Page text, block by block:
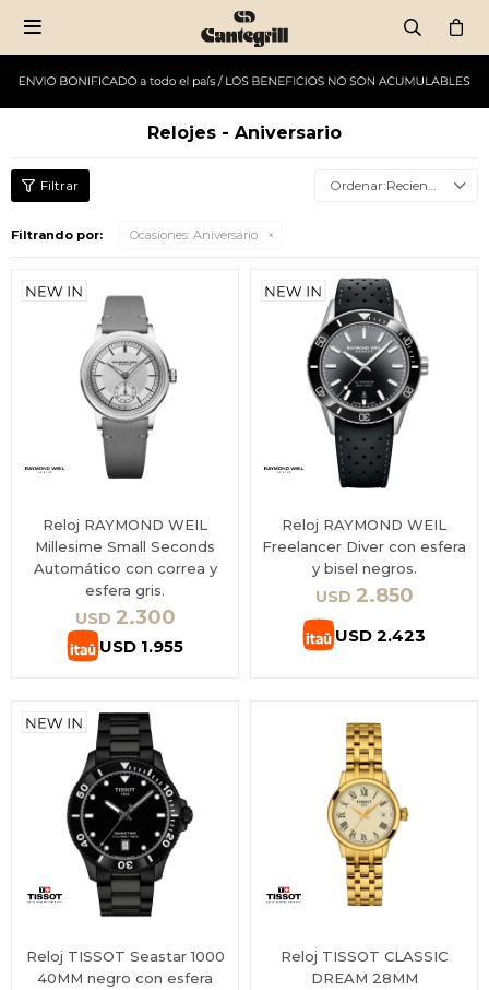

Relojes - Aniversario
Recientes
Filtrando por: Ocasiones: Aniversario
Reloj RAYMOND WEIL
Millesime Small Seconds
Automático con correa y
esfera gris.
USD 2.300
USD 1.955
Reloj RAYMOND WEIL
Freelancer Diver con esfera
y bisel negros.
USD 2.850
USD 2.423
Reloj TISSOT Seastar 1000
40MM negro con esfera
Reloj TISSOT CLASSIC
DREAM 28MM